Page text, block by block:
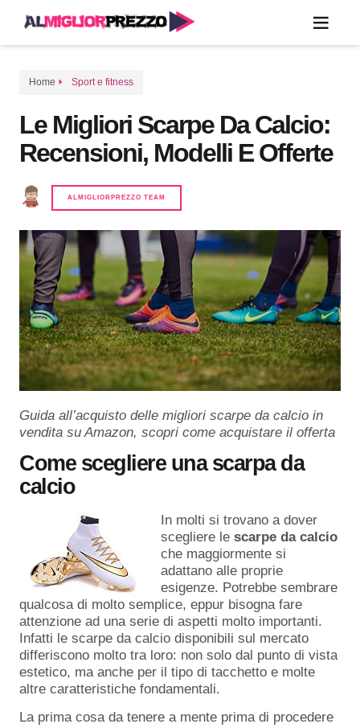
Home Sport e fitness
Le Migliori Scarpe Da Calcio:
Recensioni, Modelli E Offerte
ALMIGLIORPREZZO TEAM
Guida all’acquisto delle migliori scarpe da calcio in
vendita su Amazon, scopri come acquistare il offerta
Come scegliere una scarpa da
calcio
In molti si trovano a dover
scegliere le scarpe da calcio
che maggiormente si
adattano alle proprie
esigenze. Potrebbe sembrare
qualcosa di molto semplice, eppur bisogna fare
attenzione ad una serie di aspetti molto importanti.
Infatti le scarpe da calcio disponibili sul mercato
differiscono molto tra loro: non solo dal punto di vista
estetico, ma anche per il tipo di tacchetto e molte
altre caratteristiche fondamentali.
La prima cosa da tenere a mente prima di procedere